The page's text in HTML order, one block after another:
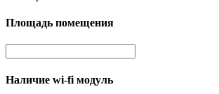
Площадь помещения
Наличие wi-fi модуль